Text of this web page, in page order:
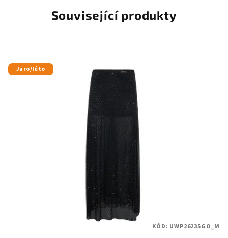
Související produkty
Jaro/léto
KÓD: UWP26235GO_M